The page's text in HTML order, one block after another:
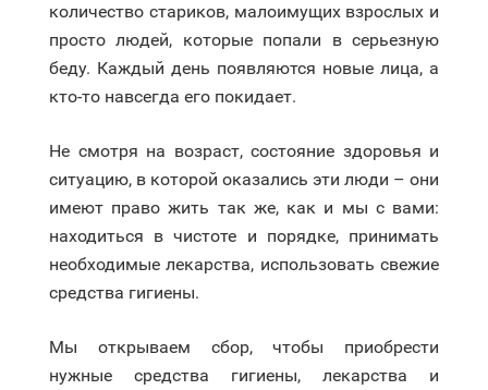
количество стариков, малоимущих взрослых и
просто людей, которые попали в серьезную
беду. Каждый день появляются новые лица, а
кто-то навсегда его покидает.
Не смотря на возраст, состояние здоровья и
ситуацию, в которой оказались эти люди – они
имеют право жить так же, как и мы с вами:
находиться в чистоте и порядке, принимать
необходимые лекарства, использовать свежие
средства гигиены.
Мы открываем сбор, чтобы приобрести
нужные средства гигиены, лекарства и